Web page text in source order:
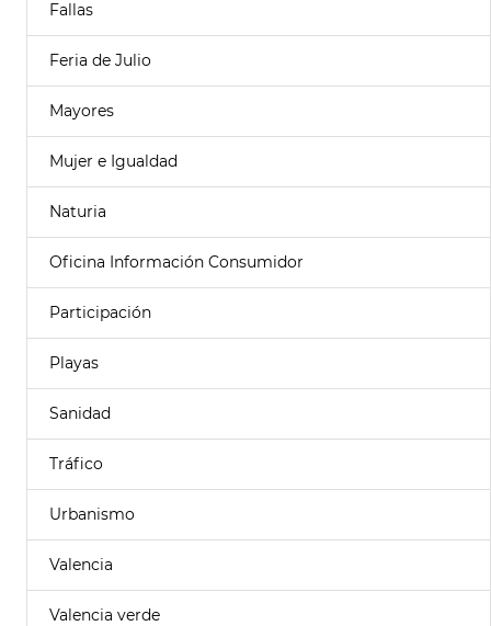
Fallas
Feria de Julio
Mayores
Mujer e Igualdad
Naturia
Oficina Información Consumidor
Participación
Playas
Sanidad
Tráfico
Urbanismo
Valencia
Valencia verde